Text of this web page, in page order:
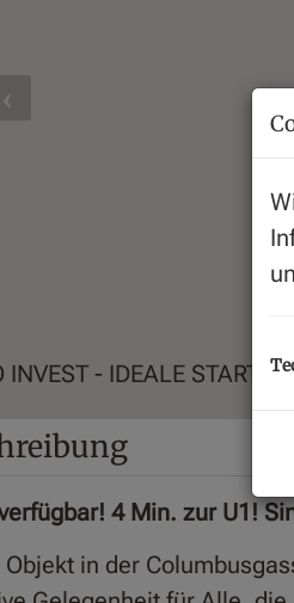
4 Min. zur U1!
Objekt in der